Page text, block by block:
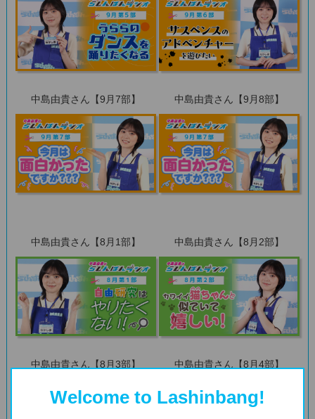
中島由貴さん【9月7部】 中島由貴さん【9月8部】
中島由貴さん【8月1部】 中島由貴さん【8月2部】
中島由貴さん【8月3部】 中島由貴さん【8月4部】
Welcome to Lashinbang!